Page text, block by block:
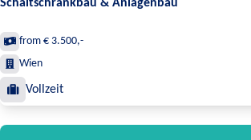
Schaltschrankbau & Anlagenbau
from € 3.500,-
Wien
Vollzeit